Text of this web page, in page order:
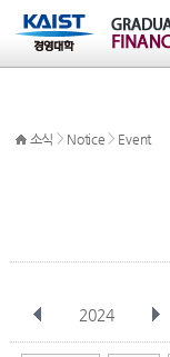
소식 > Notice > Event
2024